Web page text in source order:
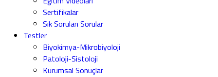
Sertifikalar
Sık Sorulan Sorular
Testler
Biyokimya-Mikrobiyoloji
Patoloji-Sistoloji
Kurumsal Sonuçlar